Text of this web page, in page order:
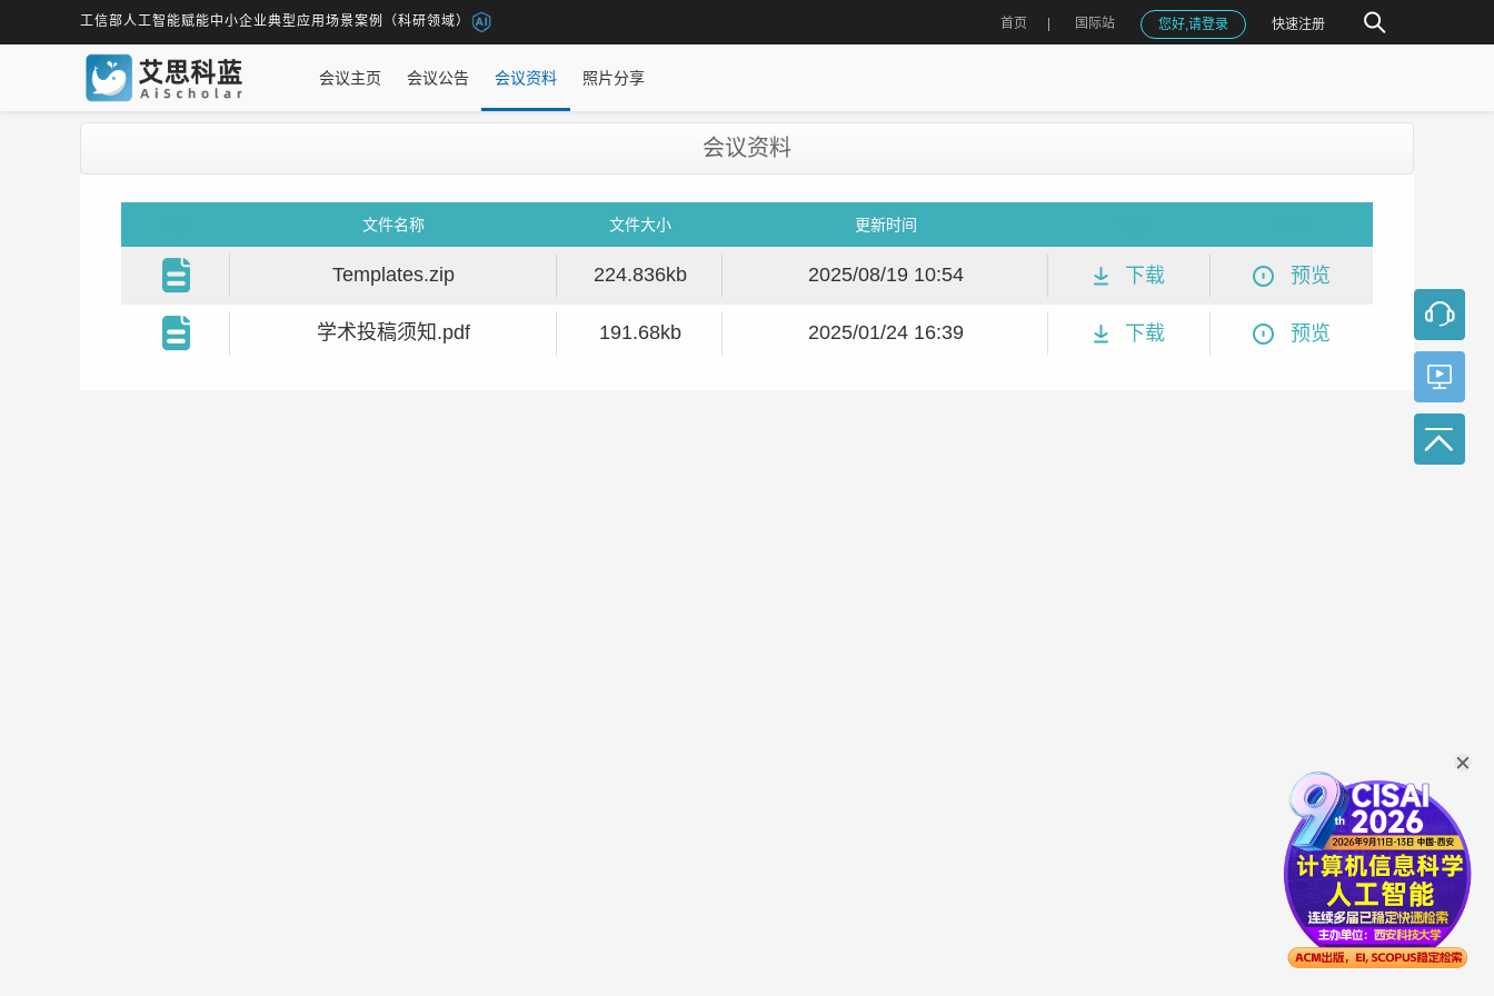
工信部人工智能赋能中小企业典型应用场景案例（科研领域） 首页 国际站 您好,请登录 快速注册
会议主页 会议公告 会议资料 照片分享
会议资料
文件名称 文件大小 更新时间
Templates.zip 224.836kb 2025/08/19 10:54 下载 预览
学术投稿须知.pdf 191.68kb 2025/01/24 16:39 下载 预览